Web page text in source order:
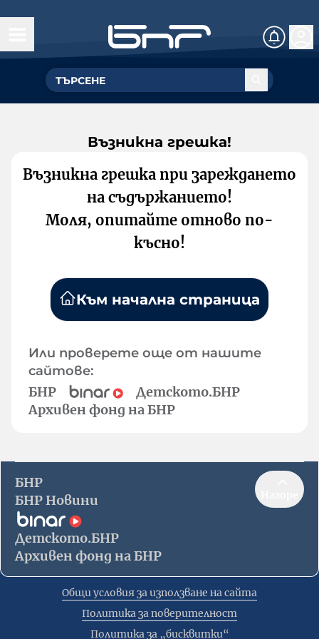
Възникна грешка!
Възникна грешка при зареждането
на съдържанието!
Моля, опитайте отново по-
късно!
Към начална страница
Или проверете още от нашите
сайтове:
БНР
Детското.БНР
Архивен фонд на БНР
БНР
БНР Новини
Детското.БНР
Архивен фонд на БНР
Общи условия за използване на сайта
Политика за поверителност
Политика за „бисквитки“